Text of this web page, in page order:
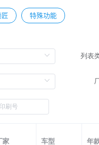
匠 特殊功能